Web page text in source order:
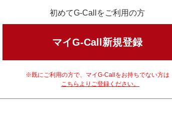
初めてG-Callをご利用の方
マイG-Call新規登録
※既にご利用の方で、マイG-Callをお持ちでない方は
こちらよりご登録ください。